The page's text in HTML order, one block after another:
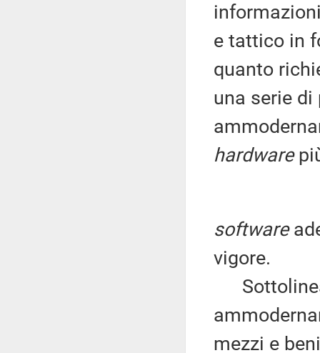
e tattico in
quanto
una serie
hardware
software
vigore.
mezzi e